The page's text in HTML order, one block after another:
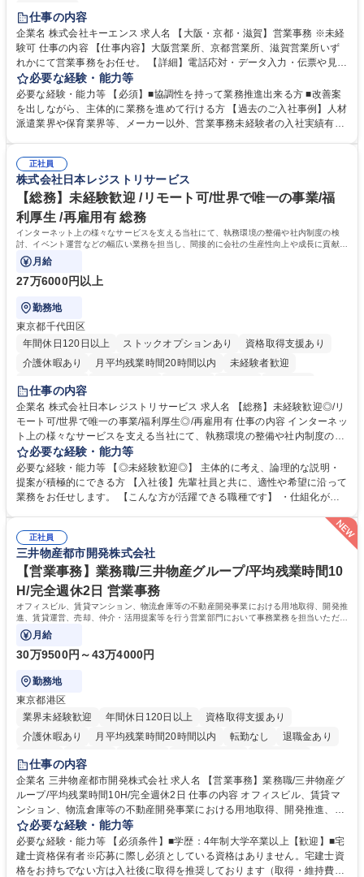
土日祝休み
仕事の内容
企業名 株式会社キーエンス 求人名 【大阪・京都・滋賀】営業事務 ※未経
験可 仕事の内容 【仕事内容】大阪営業所、京都営業所、滋賀営業所いず
れかにて営業事務をお任せ。 【詳細】電話応対・データ入力・伝票や見積
の作成・カタログ送付・来客対応・営業所内で発生する事務業務や業務改
善をお任せ。 【教育制度】ご入社後、育成担当とペアになりながらOJTに
て業務を覚えていただくことが可能です。業務システムがきちんと構築さ
れているため、スムーズに仕事に慣れることができる環境です。また、
募集職種 【大阪・京都・滋賀】営業事務 ※未経験可
必要な経験・能力等
必要な経験・能力等 【必須】■協調性を持って業務推進出来る方 ■改善案
を出しながら、主体的に業務を進めて行ける方 【過去のご入社事例】人材
派遣業界や保育業界等、メーカー以外、営業事務未経験者の入社実績有
えて、お客様や社員の状況に合わせ、能動的なサポート、改善の動きも期
待され。組織を支えるスペシャリストとして、チームに貢献し、結果的に
社員から頼られる存在になることができます。平均19:30の退勤以降の業
務の持ち帰りも禁止されており、メリハリのある働き方となります。 学
歴・資格 学歴：大学院 大学 高専 短大 語学力： 資格：
正社員
株式会社日本レジストリサービス
【総務】未経験歓迎 /リモート可/世界で唯一の事業/福
利厚生 /再雇用有 総務
インターネット上の様々なサービスを支える当社にて、執務環境の整備や社内制度の検
討、イベント運営などの幅広い業務を担当し、間接的に会社の生産性向上や成長に貢献し
ている部署です。
月給
27万6000円以上
勤務地
東京都千代田区
年間休日120日以上
ストックオプションあり
資格取得支援あり
介護休暇あり
月平均残業時間20時間以内
未経験者歓迎
住宅手当あり
完全週休2日制
交通費支給 駅近5分以内 土日祝休み 服装自由
仕事の内容
企業名 株式会社日本レジストリサービス 求人名 【総務】未経験歓迎◎/リ
モート可/世界で唯一の事業/福利厚生◎/再雇用有 仕事の内容 インターネッ
ト上の様々なサービスを支える当社にて、執務環境の整備や社内制度の検
討、イベント運営などの幅広い業務を担当し、間接的に会社の生産性向上
や成長に貢献している部署です。 会社の全メンバーが安心して長く成果を
発揮できる環境を整えるために、毎日のメンテナンスや維持管理に加え、
新たな施策検討を積極的に行っていただき、会社全体を巻き込み課題解決
善・イベント企画/運営・非常時の対応 など、本人の希望や適性によって
幅広い業務の体得が可能で、多様なキャリアパスを描くことも可能です。
募集職種 【総務】未経験歓迎◎/リモート可/世界で唯一の事業/福利厚生◎/
再雇用有
必要な経験・能力等
必要な経験・能力等 【◎未経験歓迎◎】 主体的に考え、論理的な説明・
提案が積極的にできる方 【入社後】先輩社員と共に、適性や希望に沿って
業務をお任せします。 【こんな方が活躍できる職種です】 ・仕組化が好
様々な立場で物事を考えられる・定型業務だけでなく突発的な出来事にも
対処できる・新しいことに興味関心がある 【魅力】■自己啓発支援：資格
取得や通信教育など費用の80%（年間25万円まで）を補助 ■住宅手当：家
賃の50%（月額7万円まで）を補助 学歴・資格 学歴：大学院 大学 語学
力： 資格：
正社員
三井物産都市開発株式会社
【営業事務】業務職/三井物産グループ/平均残業時間10
H/完全週休2日 営業事務
オフィスビル、賃貸マンション、物流倉庫等の不動産開発事業における用地取得、開発推
進、賃貸運営、売却、仲介・活用提案等を行う営業部門において事務業務を担当いただき
ます。
月給
30万9500円～43万4000円
勤務地
東京都港区
業界未経験歓迎
年間休日120日以上
資格取得支援あり
介護休暇あり
月平均残業時間20時間以内 転勤なし
退職金あり
在宅OK
賞与あり
駅近5分以内
土日祝休み 寮・社宅あり
仕事の内容
企業名 三井物産都市開発株式会社 求人名 【営業事務】業務職/三井物産グ
ループ/平均残業時間10H/完全週休2日 仕事の内容 オフィスビル、賃貸マ
ンション、物流倉庫等の不動産開発事業における用地取得、開発推進、賃
貸運営、売却、仲介・活用提案等を行う営業部門において事務業務を担当
いただきます。 【詳細】・契約書管理、契約書製本、捺印対応、ファイリ
ング、登記簿取得、調書取得・支払業務（各種費用支払、支払管理、請
求・支払データ登録、取引先マスター申請対応）・予算作成及び予実管
必要な経験・能力等
必要な経験・能力等 【必須条件】■学歴：4年制大学卒業以上【歓迎】■宅
建士資格保有者※応募に際し必須としている資格はありません。宅建士資
格をお持ちでない方は入社後に取得を推奨しております（取得・維持費用